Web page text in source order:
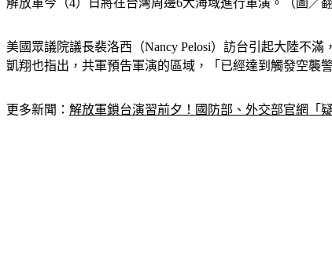
美國眾議院議長裴洛西（Nancy Pelosi）訪台引起大陸不
凱翔也指出，共軍預告軍演的區域，「已經達到觸發空襲
更多新聞： 解放軍鎖台演習前夕！國防部、外交部官網「